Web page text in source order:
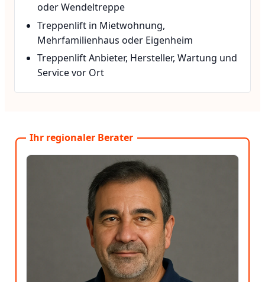
oder Wendeltreppe
Treppenlift in Mietwohnung,
Mehrfamilienhaus oder Eigenheim
Treppenlift Anbieter, Hersteller, Wartung und
Service vor Ort
Ihr regionaler Berater